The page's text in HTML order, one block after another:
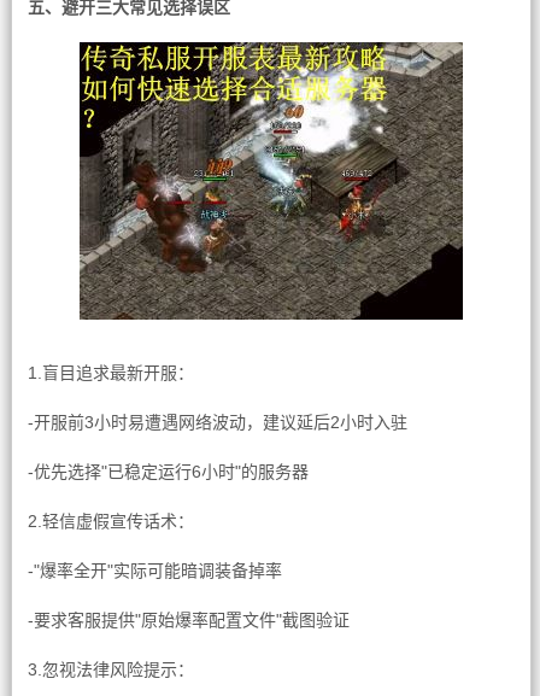
五、避开三大常见选择误区
1.盲目追求最新开服：
-开服前3小时易遭遇网络波动，建议延后2小时入驻
-优先选择"已稳定运行6小时"的服务器
2.轻信虚假宣传话术：
-"爆率全开"实际可能暗调装备掉率
-要求客服提供"原始爆率配置文件"截图验证
3.忽视法律风险提示：